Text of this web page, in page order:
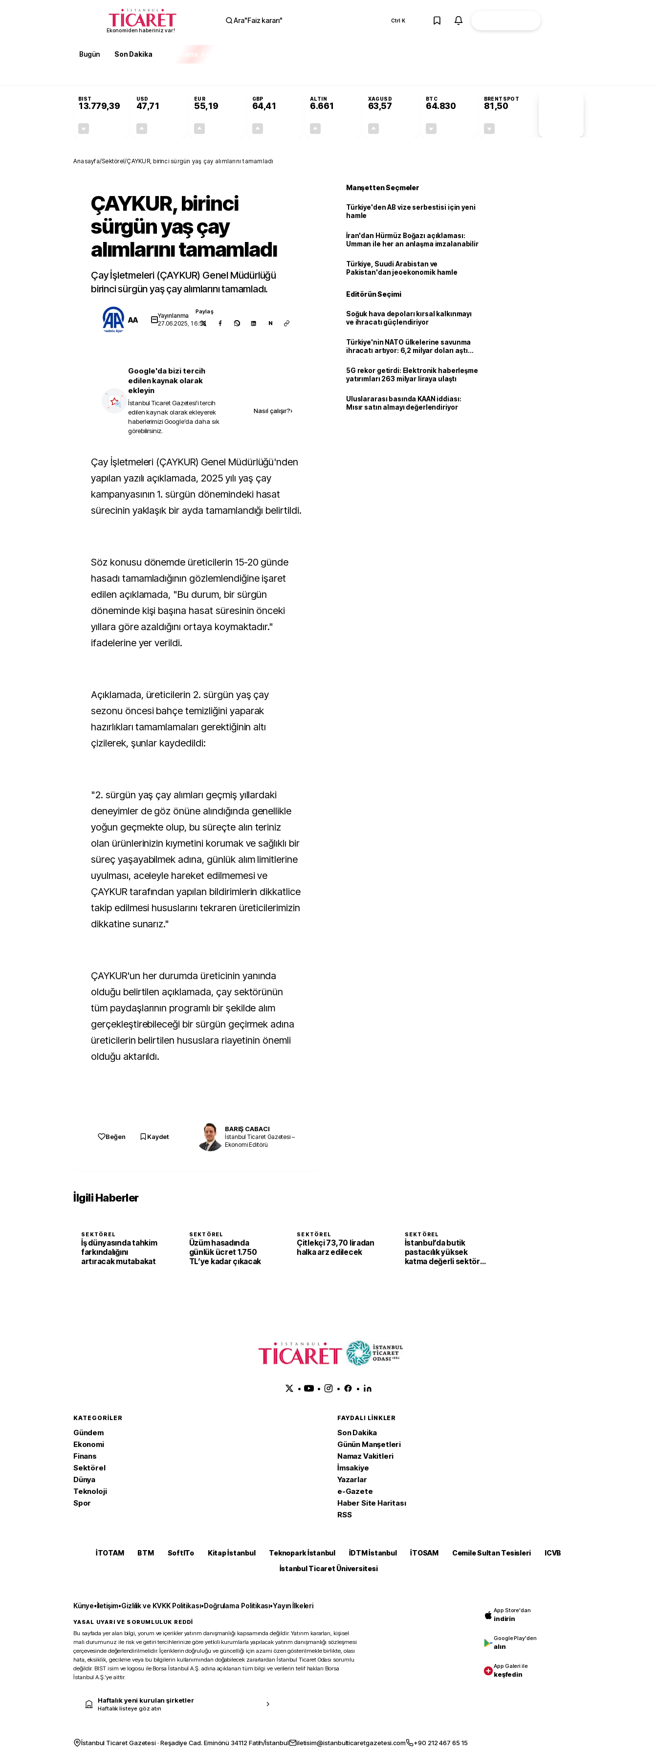
Ekonomiden haberiniz var!
Ara"Faiz kararı" Ctrl K
Bugün Son Dakika Finans
BIST
13.779,39
USD
47,71
EUR
55,19
GBP
64,41
ALTIN
6.661
XAGUSD
63,57
BTC
64.830
BRENTSPOT
81,50
Anasayfa/Sektörel/ÇAYKUR, birinci sürgün yaş çay alımlarını tamamladı
ÇAYKUR, birinci
sürgün yaş çay
alımlarını tamamladı
Çay İşletmeleri (ÇAYKUR) Genel Müdürlüğü
birinci sürgün yaş çay alımlarını tamamladı.
AA
Yayınlanma
27.06.2025, 16:53
Paylaş
N
Google'da bizi tercih
edilen kaynak olarak
ekleyin
İstanbul Ticaret Gazetesi'i tercih
edilen kaynak olarak ekleyerek
haberlerimizi Google'da daha sık
görebilirsiniz.
Nasıl çalışır?›
Çay İşletmeleri (ÇAYKUR) Genel Müdürlüğü'nden
yapılan yazılı açıklamada, 2025 yılı yaş çay
kampanyasının 1. sürgün dönemindeki hasat
sürecinin yaklaşık bir ayda tamamlandığı belirtildi.
Söz konusu dönemde üreticilerin 15-20 günde
hasadı tamamladığının gözlemlendiğine işaret
edilen açıklamada, "Bu durum, bir sürgün
döneminde kişi başına hasat süresinin önceki
yıllara göre azaldığını ortaya koymaktadır."
ifadelerine yer verildi.
Açıklamada, üreticilerin 2. sürgün yaş çay
sezonu öncesi bahçe temizliğini yaparak
hazırlıkları tamamlamaları gerektiğinin altı
çizilerek, şunlar kaydedildi:
"2. sürgün yaş çay alımları geçmiş yıllardaki
deneyimler de göz önüne alındığında genellikle
yoğun geçmekte olup, bu süreçte alın teriniz
olan ürünlerinizin kıymetini korumak ve sağlıklı bir
süreç yaşayabilmek adına, günlük alım limitlerine
uyulması, aceleyle hareket edilmemesi ve
ÇAYKUR tarafından yapılan bildirimlerin dikkatlice
takip edilmesi hususlarını tekraren üreticilerimizin
dikkatine sunarız."
ÇAYKUR'un her durumda üreticinin yanında
olduğu belirtilen açıklamada, çay sektörünün
tüm paydaşlarının programlı bir şekilde alım
gerçekleştirebileceği bir sürgün geçirmek adına
üreticilerin belirtilen hususlara riayetinin önemli
olduğu aktarıldı.
Beğen Kaydet
BARIŞ CABACI
İstanbul Ticaret Gazetesi –
Ekonomi Editörü
Manşetten Seçmeler
Türkiye'den AB vize serbestisi için yeni
hamle
İran'dan Hürmüz Boğazı açıklaması:
Umman ile her an anlaşma imzalanabilir
Türkiye, Suudi Arabistan ve
Pakistan'dan jeoekonomik hamle
Editörün Seçimi
Soğuk hava depoları kırsal kalkınmayı
ve ihracatı güçlendiriyor
Türkiye'nin NATO ülkelerine savunma
ihracatı artıyor: 6,2 milyar doları aştı
5G rekor getirdi: Elektronik haberleşme
yatırımları 263 milyar liraya ulaştı
Uluslararası basında KAAN iddiası:
Mısır satın almayı değerlendiriyor
İlgili Haberler
SEKTÖREL
İş dünyasında tahkim
farkındalığını
artıracak mutabakat
SEKTÖREL
Üzüm hasadında
günlük ücret 1.750
TL’ye kadar çıkacak
SEKTÖREL
Çitlekçi 73,70 liradan
halka arz edilecek
SEKTÖREL
İstanbul’da butik
pastacılık yüksek
katma değerli sektöre
• • • •
KATEGORILER
Gündem
Ekonomi
Finans
Sektörel
Dünya
Teknoloji
Spor
FAYDALI LINKLER
Son Dakika
Günün Manşetleri
Namaz Vakitleri
İmsakiye
Yazarlar
e-Gazete
Haber Site Haritası
RSS
İTOTAM BTM SoftITo Kitap İstanbul Teknopark İstanbul İDTM İstanbul İTOSAM Cemile Sultan Tesisleri
ICVB
İstanbul Ticaret Üniversitesi
Künye•İletişim•Gizlilik ve KVKK Politikası•Doğrulama Politikası•Yayın İlkeleri
YASAL UYARI VE SORUMLULUK REDDİ
Bu sayfada yer alan bilgi, yorum ve içerikler yatırım danışmanlığı kapsamında değildir. Yatırım kararları, kişisel
mali durumunuz ile risk ve getiri tercihlerinize göre yetkili kurumlarla yapılacak yatırım danışmanlığı sözleşmesi
çerçevesinde değerlendirilmelidir. İçeriklerin doğruluğu ve güncelliği için azami özen gösterilmekle birlikte, olası
hata, eksiklik, gecikme veya bu bilgilerin kullanımından doğabilecek zararlardan İstanbul Ticaret Odası sorumlu
değildir. BIST isim ve logosu ile Borsa İstanbul A.Ş. adına açıklanan tüm bilgi ve verilerin telif hakları Borsa
İstanbul A.Ş.’ye aittir.
Haftalık yeni kurulan şirketler
Haftalık listeye göz atın
App Store'dan
indirin
Google Play'den
alın
App Galeri ile
keşfedin
İstanbul Ticaret Gazetesi · Reşadiye Cad. Eminönü 34112 Fatih/İstanbul iletisim@istanbulticaretgazetesi.com +90 212 467 65 15